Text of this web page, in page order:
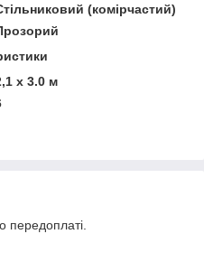
(комірчастий)
х 3.0 м
передоплаті.